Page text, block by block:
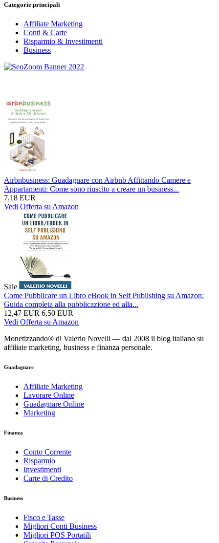
Categorie principali
Affiliate Marketing
Conti & Carte
Risparmio & Investimenti
Business
Airbnbusiness: Guadagnare con Airbnb Affittando Camere e
Appartamenti: Come sono riuscito a creare un business...
7,18 EUR
Vedi Offerta su Amazon
Sale
Come Pubblicare un Libro eBook in Self Publishing su Amazon:
Guida completa alla pubblicazione ed alla...
12,47 EUR 6,50 EUR
Vedi Offerta su Amazon
Monetizzando® di Valerio Novelli — dal 2008 il blog italiano su
affiliate marketing, business e finanza personale.
Guadagnare
Affiliate Marketing
Lavorare Online
Guadagnare Online
Marketing
Finanza
Conto Corrente
Risparmio
Investimenti
Carte di Credito
Business
Fisco e Tasse
Migliori Conti Business
Migliori POS Portatili